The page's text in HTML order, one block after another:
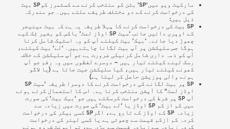
مارکیٹ ویو میں’SP’ بٹن کو منتخب کرنے سے کسٹمرز کوSP بیٹ
کی درخواست کرنے کے دو مختلف طریقے ملتے ہیں۔ جو مندرکہ
ذیل ہیں:
SP بیٹ کی درخواست کرنے کا پہلا طریقہ یہ ہے کہ بیٹ مینیجر
کے اوپری دائیں جانب ‘سیٹ SP اوڈز لمٹ’ باکس کو بغیر ٹِک کیے
چھوڑ دیا جائے۔ ‘بیک’ بیٹ کیلئے آپ کو وہ اسٹیک شامل کرنا
ہوگا جس سلیکشن پر آپ بیٹ لگانا چاہتےہیں۔ ‘لے’ بیٹ کیلئے،
آپ کو ذمہ داری شامل کرنیکی ضرورت ہے جو آپ سلیکشن کے خلاف
رسک لینے کیلئے تیار ہیں – دوسرے لفظوں میں وہ رقم جو آپ
کھونے کیلئے تیار ہیں، کیا سلیکشن جیت جاتا ہے (یا لاگو
ہونے والی پوزیشن حاصل کر لیتا ہے)
SP پر بیٹ لگانے کی درخواست کرنے کا دوسرا طریقہ
‘سیٹ SP
اوڈز لمٹ’‘ کا آپشن منتخب کرنا ہے۔ اس کا استعمال کرتے ہوئے
آپ SP پر شرط کی درخواست کرسکتے ہیں جو ‘بیک بیٹ’ کی صورت
میں کم از کم SP اوڈز یا ‘لے بیٹ’ کی صورت میں زیادہ سے
زیادہ SP کے اوڈز کے تابع ہے، اگرSP کسی بیکر کی درخواست
کردہ کم ازکم قیمت سے چھوٹی ہے یا کسی لیئر کی درخواست
کردہ زیادہ سے زیادہ قیمت سے بڑی ہے، تو ایونٹ شروع ہونے